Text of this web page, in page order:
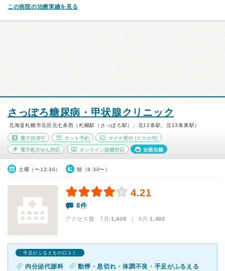
この病院の治療実績を見る
さっぽろ糖尿病・甲状腺クリニック
北海道札幌市北区北七条西（札幌駅（さっぽろ駅）、北12条駅、北13条東駅）
電子決済可 ネット予約 マイナ受付 (スマホ可)
電子処方せん対応 オンライン診療対応 女医在籍
土曜（〜12:30） 朝（8:30〜）
4.21
8件
アクセス数 7月:1,408 | 6月:1,480
手足がふるえるの口コミ
内分泌代謝科
動悸・息切れ・体調不良・手足がふるえる